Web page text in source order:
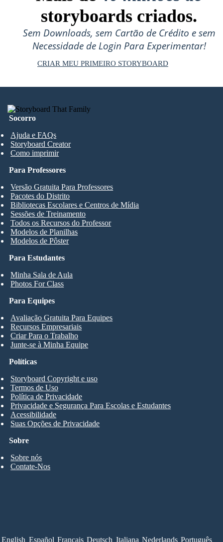
storyboards criados.
Sem Downloads, sem Cartão de Crédito e sem
Necessidade de Login Para Experimentar!
CRIAR MEU PRIMEIRO STORYBOARD
Socorro
Ajuda e FAQs
Storyboard Creator
Como imprimir
Para Estudantes
Minha Sala de Aula
Photos For Class
Para Professores
Versão Gratuita Para Professores
Pacotes do Distrito
Bibliotecas Escolares e Centros de Mídia
Sessões de Treinamento
Todos os Recursos do Professor
Modelos de Planilhas
Modelos de Pôster
Para Equipes
Avaliação Gratuita Para Equipes
Recursos Empresariais
Criar Para o Trabalho
Junte-se à Minha Equipe
Sobre
Sobre nós
Contate-Nos
Políticas
Storyboard Copyright e uso
Termos de Uso
Política de Privacidade
Privacidade e Segurança Para Escolas e Estudantes
Acessibilidade
Suas Opções de Privacidade
English Español Français Deutsch Italiana Nederlands Português